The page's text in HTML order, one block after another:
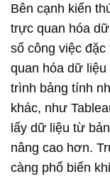
Bên cạnh kiến
trực quan hóa
số công việc
quan hóa dữ
trình bảng tính
khác, như
lấy dữ liệu từ
nâng cao hơn.
càng phổ biến